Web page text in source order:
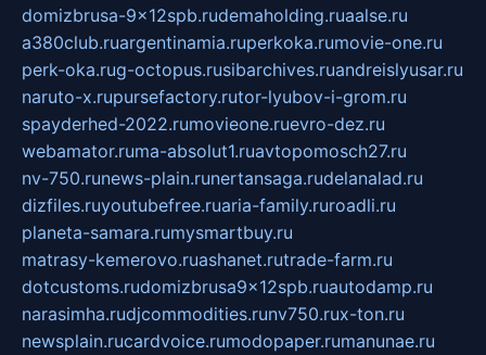
domizbrusa-9x12spb.rudemaholding.ruaalse.ru
a380club.ruargentinamia.ruperkoka.rumovie-one.ru
perk-oka.rug-octopus.rusibarchives.ruandreislyusar.ru
naruto-x.rupursefactory.rutor-lyubov-i-grom.ru
spayderhed-2022.rumovieone.ruevro-dez.ru
webamator.ruma-absolut1.ruavtopomosch27.ru
nv-750.runews-plain.runertansaga.rudelanalad.ru
dizfiles.ruyoutubefree.ruaria-family.ruroadli.ru
planeta-samara.rumysmartbuy.ru
matrasy-kemerovo.ruashanet.rutrade-farm.ru
dotcustoms.rudomizbrusa9x12spb.ruautodamp.ru
narasimha.rudjcommodities.runv750.rux-ton.ru
newsplain.rucardvoice.rumodopaper.rumanunae.ru